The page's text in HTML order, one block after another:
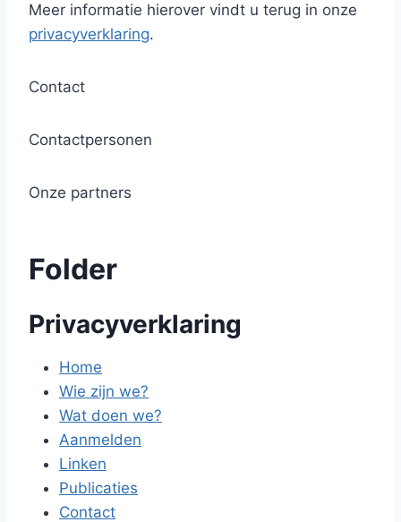
Meer informatie hierover vindt u terug in onze
privacyverklaring.
Contact
Contactpersonen
Onze partners
Folder
Privacyverklaring
Home
Wie zijn we?
Wat doen we?
Aanmelden
Linken
Publicaties
Contact